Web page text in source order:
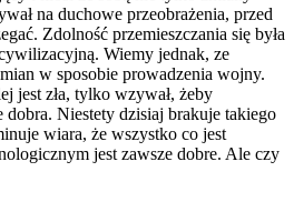
na duchowe przeobrażenia, przed
Zdolność przemieszczania się była
Wiemy jednak, ze
w sposobie prowadzenia wojny.
jest zła, tylko wzywał, żeby
Niestety dzisiaj brakuje takiego
wiara, że wszystko co jest
jest zawsze dobre. Ale czy